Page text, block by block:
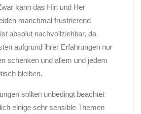
kann das Hin und Her
manchmal frustrierend
absolut nachvollziehbar, da
aufgrund ihrer Erfahrungen nur
schenken und allem und jedem
bleiben.
sollten unbedingt beachtet
einige sehr sensible Themen